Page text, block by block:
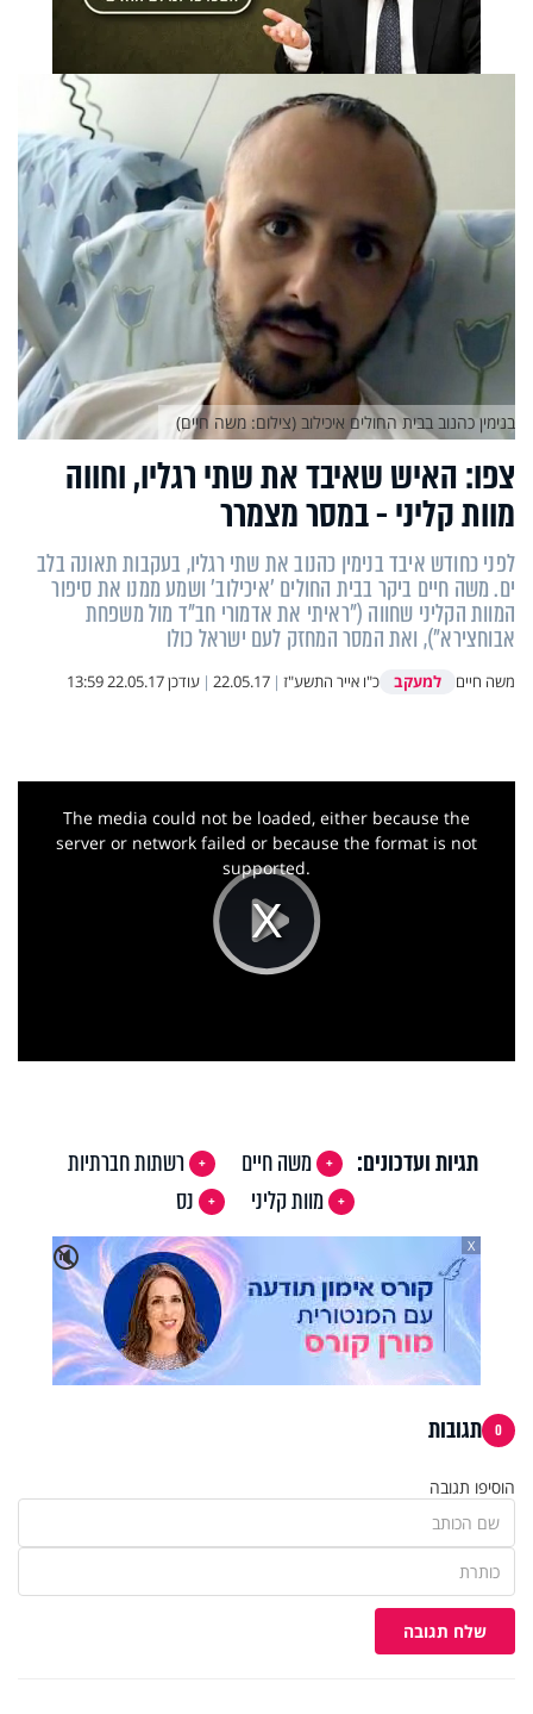
צפו: האיש שאיבד את שתי רגליו, וחווה
מוות קליני - במסר מצמרר
לפני כחודש איבד בנימין כהנוב את שתי רגליו, בעקבות תאונה בלב
ים. משה חיים ביקר בבית החולים 'איכילוב' ושמע ממנו את סיפור
המוות הקליני שחווה ("ראיתי את אדמורי חב"ד מול משפחת
אבוחצירא"), ואת המסר המחזק לעם ישראל כולו
משה חיים למעקב כ"ו אייר התשע"ז |
22.05.17
| עודכן22.05.17 13:59
בנימין כהנוב בבית החולים איכילוב (צילום: משה חיים)
Play
This
The media could not be loaded, either because the
server or network failed or because the format is not
supported.
תגיות ועדכונים: משה חיים
רשתות חברתיות
מוות קליני
נס
🔇
X
0 תגובות
הוסיפו תגובה
שלח תגובה